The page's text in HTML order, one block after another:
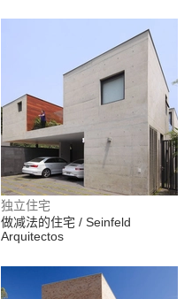
独立住宅
做减法的住宅 / Seinfeld
Arquitectos